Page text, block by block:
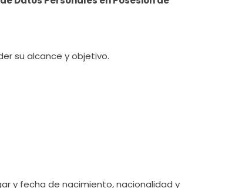
su alcance y objetivo.
y fecha de nacimiento, nacionalidad y